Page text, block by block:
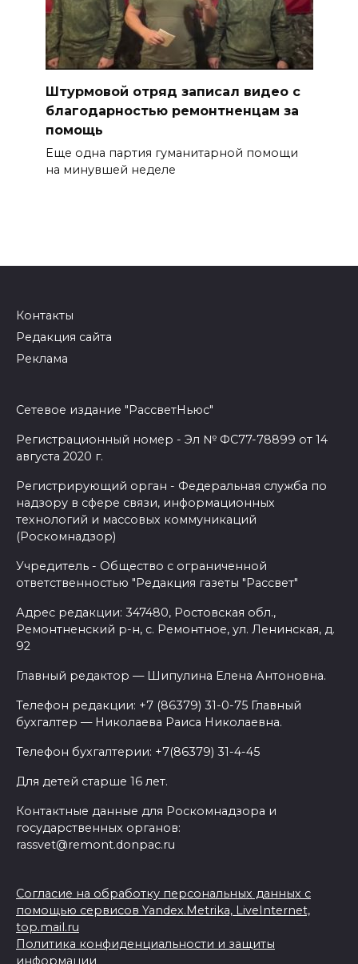
Штурмовой отряд записал видео с
благодарностью ремонтненцам за
помощь
Еще одна партия гуманитарной помощи
на минувшей неделе
Контакты
Редакция сайта
Реклама
Сетевое издание "РассветНьюс"
Регистрационный номер - Эл № ФС77-78899 от 14
августа 2020 г.
Регистрирующий орган - Федеральная служба по
надзору в сфере связи, информационных
технологий и массовых коммуникаций
(Роскомнадзор)
Учредитель - Общество с ограниченной
ответственностью "Редакция газеты "Рассвет"
Адрес редакции: 347480, Ростовская обл.,
Ремонтненский р-н, с. Ремонтное, ул. Ленинская, д.
92
Главный редактор — Шипулина Елена Антоновна.
Телефон редакции: +7 (86379) 31-0-75 Главный
бухгалтер — Николаева Раиса Николаевна.
Телефон бухгалтерии: +7(86379) 31-4-45
Для детей старше 16 лет.
Контактные данные для Роскомнадзора и
государственных органов:
rassvet@remont.donpac.ru
Согласие на обработку персональных данных с
помощью сервисов Yandex.Metrika, LiveInternet,
top.mail.ru
Политика конфиденциальности и защиты
информации